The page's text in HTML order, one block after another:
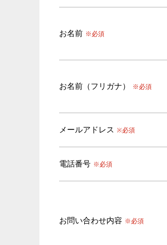
お名前 ※必須
お名前（フリガナ） ※必須
メールアドレス ※必須
電話番号 ※必須
お問い合わせ内容 ※必須